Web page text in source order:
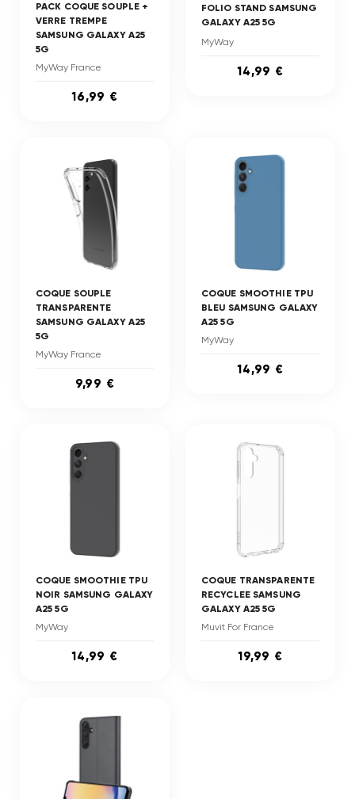
PACK COQUE SOUPLE +
VERRE TREMPE
SAMSUNG GALAXY A25
5G
MyWay France
16,99 €
FOLIO STAND SAMSUNG
GALAXY A25 5G
MyWay
14,99 €
COQUE SOUPLE
TRANSPARENTE
SAMSUNG GALAXY A25
5G
MyWay France
9,99 €
COQUE SMOOTHIE TPU
BLEU SAMSUNG GALAXY
A25 5G
MyWay
14,99 €
COQUE SMOOTHIE TPU
NOIR SAMSUNG GALAXY
A25 5G
MyWay
14,99 €
COQUE TRANSPARENTE
RECYCLEE SAMSUNG
GALAXY A25 5G
Muvit For France
19,99 €